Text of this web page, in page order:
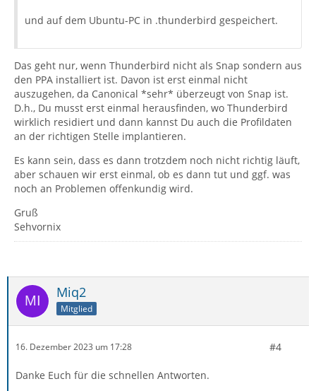
und auf dem Ubuntu-PC in .thunderbird gespeichert.
Das geht nur, wenn Thunderbird nicht als Snap sondern aus
den PPA installiert ist. Davon ist erst einmal nicht
auszugehen, da Canonical *sehr* überzeugt von Snap ist.
D.h., Du musst erst einmal herausfinden, wo Thunderbird
wirklich residiert und dann kannst Du auch die Profildaten
an der richtigen Stelle implantieren.
Es kann sein, dass es dann trotzdem noch nicht richtig läuft,
aber schauen wir erst einmal, ob es dann tut und ggf. was
noch an Problemen offenkundig wird.
Gruß
Sehvornix
Miq2
Mitglied
16. Dezember 2023 um 17:28 #4
Danke Euch für die schnellen Antworten.